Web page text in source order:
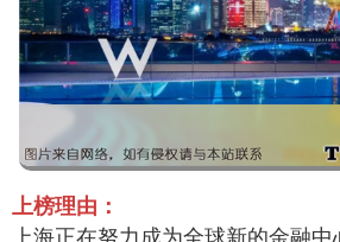
上榜理由：
上海正在努力成为全球新的金融